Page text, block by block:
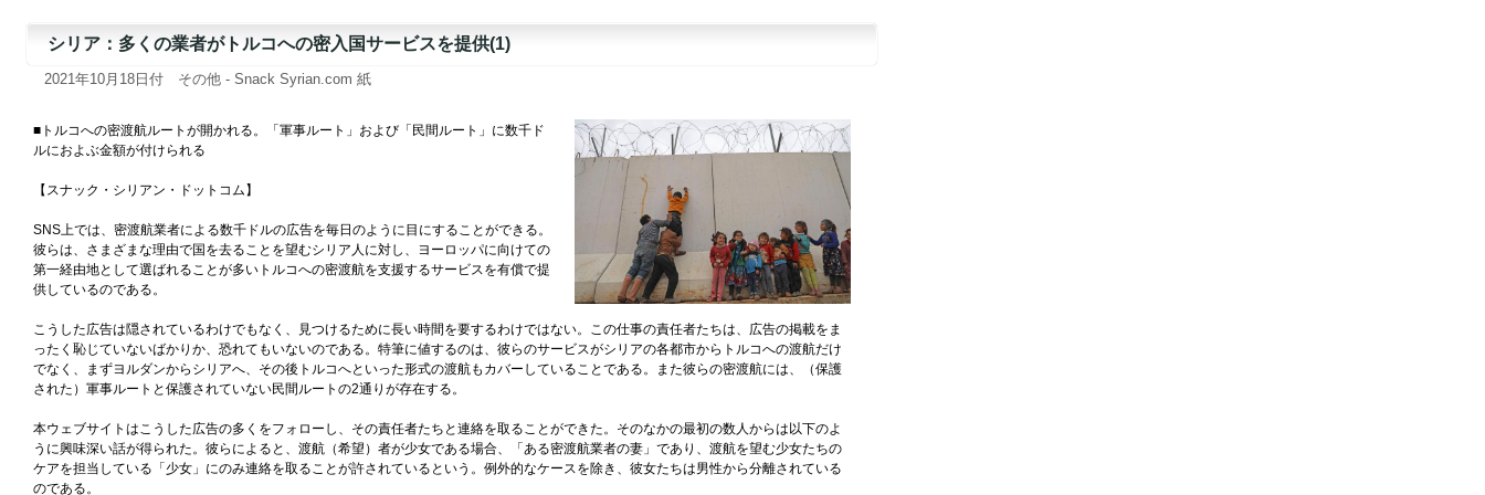
シリア：多くの業者がトルコへの密入国サービスを提供(1)
2021年10月18日付 その他 - Snack Syrian.com 紙
■トルコへの密渡航ルートが開かれる。「軍事ルート」および「民間ルート」に数千ド
ルにおよぶ金額が付けられる
【スナック・シリアン・ドットコム】
SNS上では、密渡航業者による数千ドルの広告を毎日のように目にすることができる。
彼らは、さまざまな理由で国を去ることを望むシリア人に対し、ヨーロッパに向けての
第一経由地として選ばれることが多いトルコへの密渡航を支援するサービスを有償で提
供しているのである。
こうした広告は隠されているわけでもなく、見つけるために長い時間を要するわけではない。この仕事の責任者たちは、広告の掲載をま
ったく恥じていないばかりか、恐れてもいないのである。特筆に値するのは、彼らのサービスがシリアの各都市からトルコへの渡航だけ
でなく、まずヨルダンからシリアへ、その後トルコへといった形式の渡航もカバーしていることである。また彼らの密渡航には、（保護
された）軍事ルートと保護されていない民間ルートの2通りが存在する。
本ウェブサイトはこうした広告の多くをフォローし、その責任者たちと連絡を取ることができた。そのなかの最初の数人からは以下のよ
うに興味深い話が得られた。彼らによると、渡航（希望）者が少女である場合、「ある密渡航業者の妻」であり、渡航を望む少女たちの
ケアを担当している「少女」にのみ連絡を取ることが許されているという。例外的なケースを除き、彼女たちは男性から分離されている
のである。